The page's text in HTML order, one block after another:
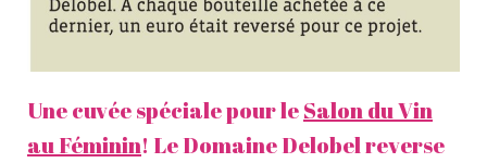
Une cuvée spéciale pour leSalon du Vin
au Féminin! Le Domaine Delobel reverse